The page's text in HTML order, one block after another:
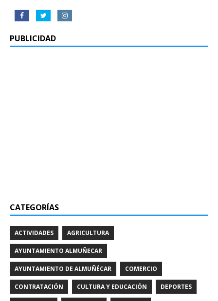
PUBLICIDAD
CATEGORÍAS
ACTIVIDADES AGRICULTURA
AYUNTAMIENTO ALMUÑECAR
AYUNTAMIENTO DE ALMUÑÉCAR COMERCIO
CONTRATACIÓN CULTURA Y EDUCACIÓN DEPORTES